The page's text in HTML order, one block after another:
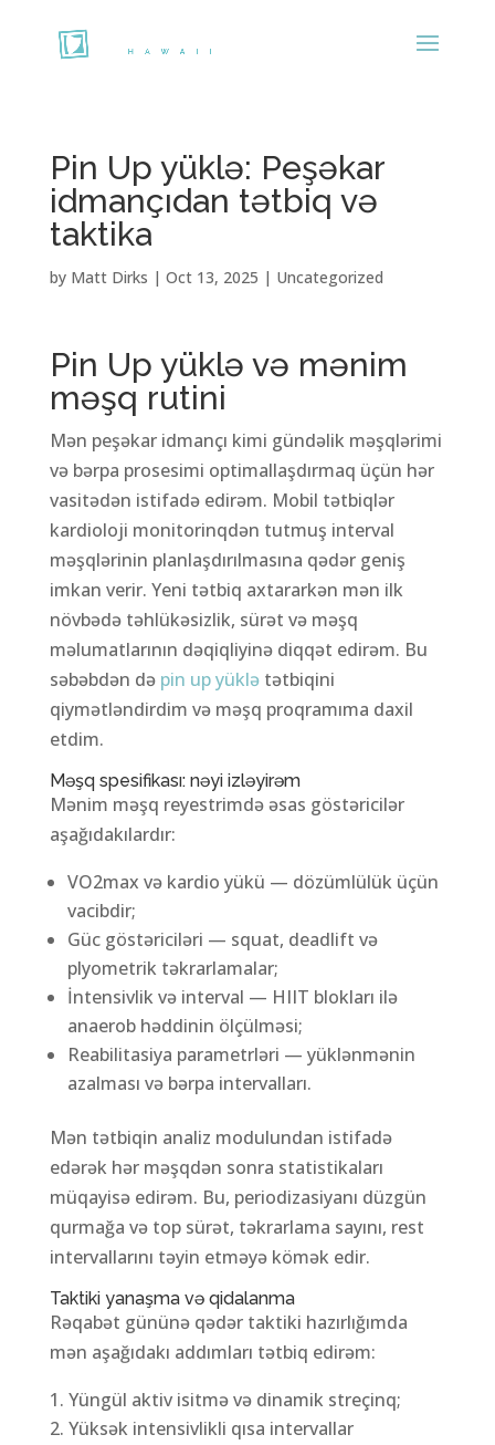
Pin Up yüklə: Peşəkar
idmançıdan tətbiq və
taktika
by Matt Dirks | Oct 13, 2025 | Uncategorized
Pin Up yüklə və mənim
məşq rutini
Mən peşəkar idmançı kimi gündəlik məşqlərimi
və bərpa prosesimi optimallaşdırmaq üçün hər
vasitədən istifadə edirəm. Mobil tətbiqlər
kardioloji monitorinqdən tutmuş interval
məşqlərinin planlaşdırılmasına qədər geniş
imkan verir. Yeni tətbiq axtararkən mən ilk
növbədə təhlükəsizlik, sürət və məşq
məlumatlarının dəqiqliyinə diqqət edirəm. Bu
səbəbdən də pin up yüklətətbiqini
qiymətləndirdim və məşq proqramıma daxil
etdim.
Məşq spesifikası: nəyi izləyirəm
Mənim məşq reyestrimdə əsas göstəricilər
aşağıdakılardır:
VO2max və kardio yükü — dözümlülük üçün
vacibdir;
Güc göstəriciləri — squat, deadlift və
plyometrik təkrarlamalar;
İntensivlik və interval — HIIT blokları ilə
anaerob həddinin ölçülməsi;
Reabilitasiya parametrləri — yüklənmənin
azalması və bərpa intervalları.
Mən tətbiqin analiz modulundan istifadə
edərək hər məşqdən sonra statistikaları
müqayisə edirəm. Bu, periodizasiyanı düzgün
qurmağa və top sürət, təkrarlama sayını, rest
intervallarını təyin etməyə kömək edir.
Taktiki yanaşma və qidalanma
Rəqabət gününə qədər taktiki hazırlığımda
mən aşağıdakı addımları tətbiq edirəm:
Yüngül aktiv isitmə və dinamik streçinq;
Yüksək intensivlikli qısa intervallar